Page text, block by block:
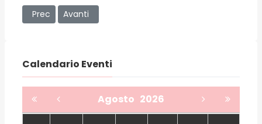
Articolo precedente: 402° Festino di Santa Rosalia
Prec Articolo successivo: UniPa alla Riunione
Avanti
Calendario Eventi
Agosto 2026